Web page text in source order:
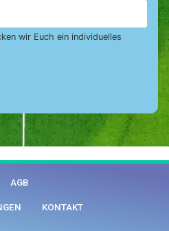
wir Euch ein individuelles
AGB
KONTAKT